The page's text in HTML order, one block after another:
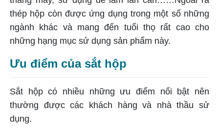
thép hộp còn được ứng dụng trong một số những
ngành khác và mang đến tuổi thọ rất cao cho
những hạng mục sử dụng sản phẩm này.
Ưu điểm của sắt hộp
Sắt hộp có nhiều những ưu điểm nổi bật nên
thường được các khách hàng và nhà thầu sử
dụng.